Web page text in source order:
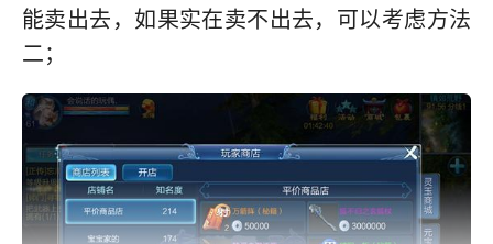
能卖出去，如果实在卖不出去，可以考虑方法
二；